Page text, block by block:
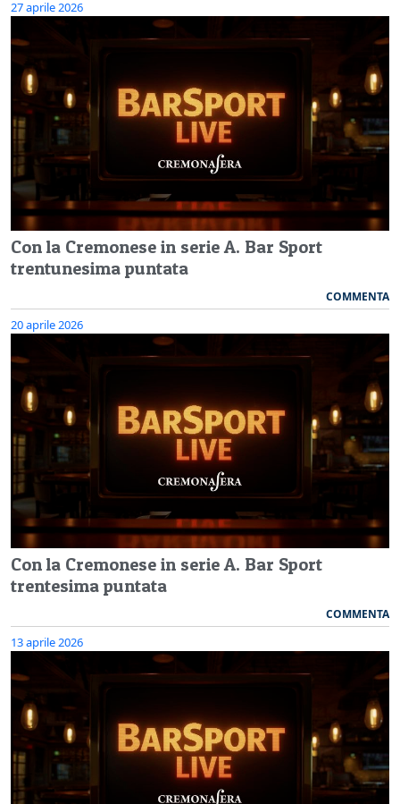
27 aprile 2026
Con la Cremonese in serie A. Bar Sport
trentunesima puntata
COMMENTA
20 aprile 2026
Con la Cremonese in serie A. Bar Sport
trentesima puntata
COMMENTA
13 aprile 2026